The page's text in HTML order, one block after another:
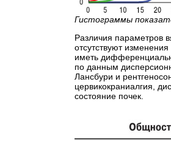
Гистограммы
Различия параметров
отсутствуют
иметь
по данным
Лансбури и
цервикокраниалгия,
состояние почек.